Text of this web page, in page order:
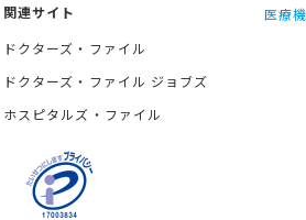
関連サイト
ドクターズ・ファイル
ドクターズ・ファイル ジョブズ
ホスピタルズ・ファイル
医療